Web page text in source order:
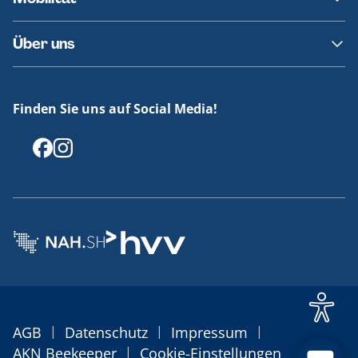
Fundsachen
Häufige Fragen
Barrierefreies Reisen
Erklärung Barrierefreiheit
Über uns
Offenlegungen
Finden Sie uns auf Social Media!
AGB | Datenschutz | Impressum |
AKN Beekeeper | Cookie-Einstellungen